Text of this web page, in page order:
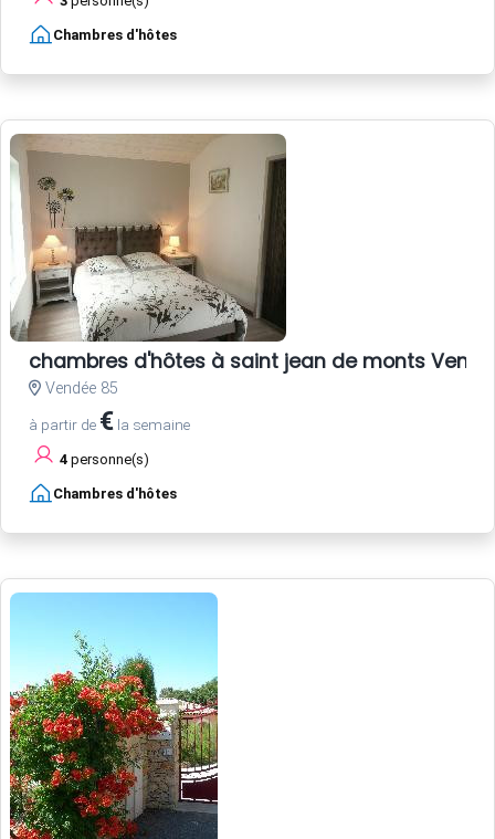
Chambres d'hôtes
chambres d'hôtes à saint jean de monts
Vendée 85
à partir de € la semaine
4 personne(s)
Chambres d'hôtes